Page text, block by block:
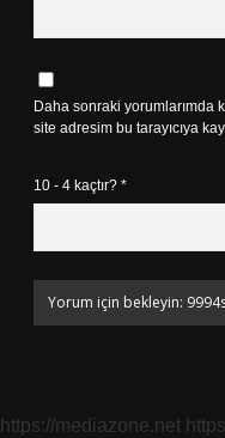
Daha sonraki yorumlarımda
site adresim bu tarayıcıya
10 - 4 kaçtır? *
https://mediazone.net